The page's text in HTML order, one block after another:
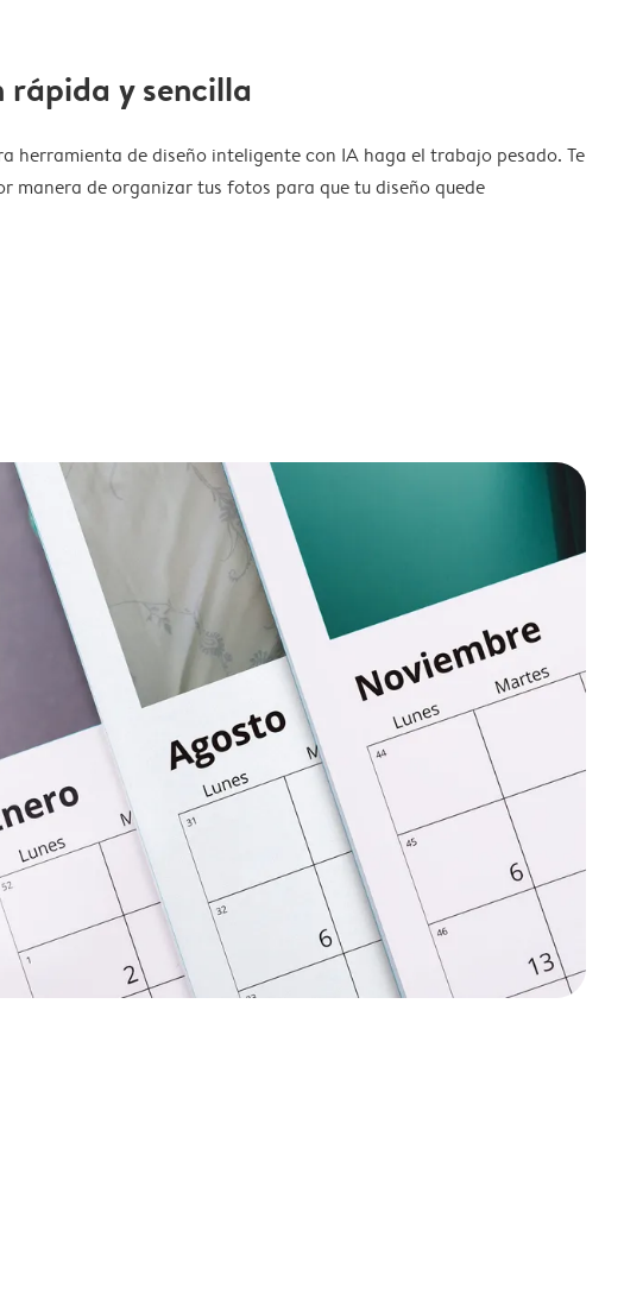
rápida y sencilla
herramienta de diseño inteligente con IA haga el trabajo pesado. Te
manera de organizar tus fotos para que tu diseño quede